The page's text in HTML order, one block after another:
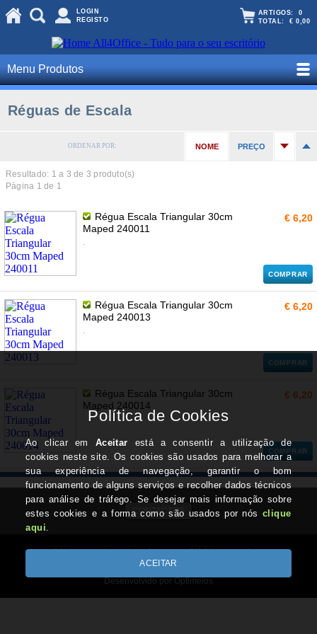
LOGIN
REGISTO
ARTIGOS: 0
TOTAL: € 0,00
Menu Produtos
Réguas de Escala
ORDENAR POR: NOME PREÇO
Resultado: 1 a 3 de 3 produto(s)
Página 1 de 1
Régua Escala Triangular 30cm
Maped 240011
.
€ 6,20
COMPRAR
Régua Escala Triangular 30cm
Maped 240013
.
€ 6,20
COMPRAR
Régua Escala Triangular 30cm
Maped 240014
€ 6,20
COMPRAR
CONTACTOS
A todos os valores deverá acrescer IVA à taxa em vigor.
Copyright © ALL4OFFICE.pt 2026
Desenvolvido por Optimeios